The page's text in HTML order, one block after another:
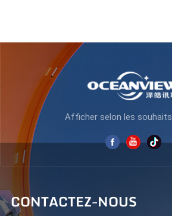
Afficher selon les souhaits
CONTACTEZ-NOUS